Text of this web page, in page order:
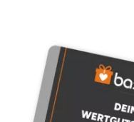
Erlangen
Essen